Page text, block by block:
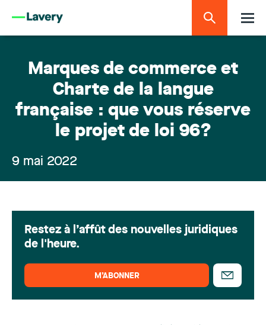
Marques de commerce et
Charte de la langue
française : que vous réserve
le projet de loi 96?
9 mai 2022
Restez à l’affût des nouvelles juridiques
de l'heure.
M’ABONNER